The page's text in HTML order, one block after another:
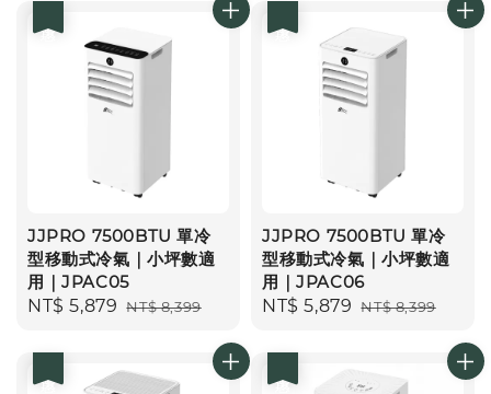
JJPRO 7500BTU 單冷
型移動式冷氣｜小坪數適
用｜JPAC05
Sale
NT$ 5,879 Regular
NT$ 8,399
JJPRO 7500BTU 單冷
型移動式冷氣｜小坪數適
用｜JPAC06
Sale
NT$ 5,879 Regular
NT$ 8,399